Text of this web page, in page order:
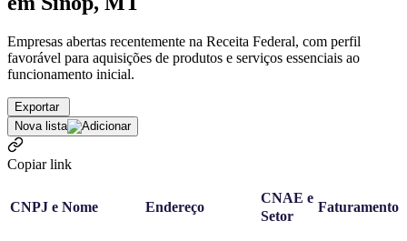
Empresas abertas recentemente na Receita Federal, com perfil
favorável para aquisições de produtos e serviços essenciais ao
funcionamento inicial.
Exportar
Nova lista
Copiar link
CNPJ e Nome Endereço
CNAE e
Setor
Faturamento